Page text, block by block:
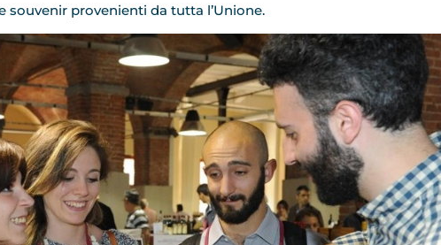
souvenir provenienti da tutta l’Unione.